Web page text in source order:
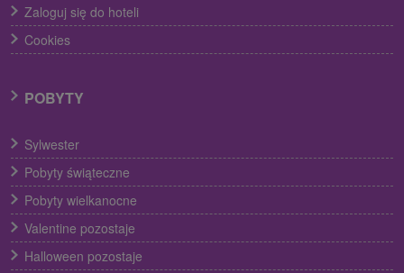
Zaloguj się do hoteli
Cookies
POBYTY
Sylwester
Pobyty świąteczne
Pobyty wielkanocne
Valentine pozostaje
Halloween pozostaje